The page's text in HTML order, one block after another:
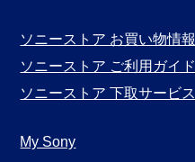
ソニーストア お買い物情報
ソニーストア ご利用ガイド
ソニーストア 下取サービス
My Sony